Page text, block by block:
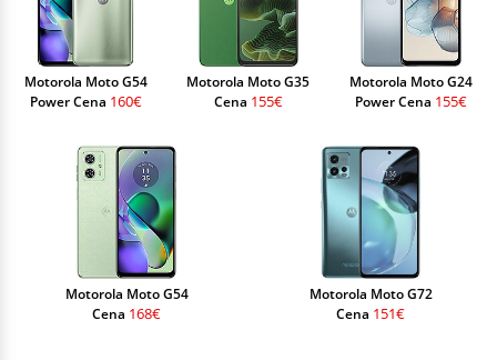
Motorola Moto G54
Power Cena 160€
Motorola Moto G35
Cena 155€
Motorola Moto G24
Power Cena 155€
Motorola Moto G54
Cena 168€
Motorola Moto G72
Cena 151€